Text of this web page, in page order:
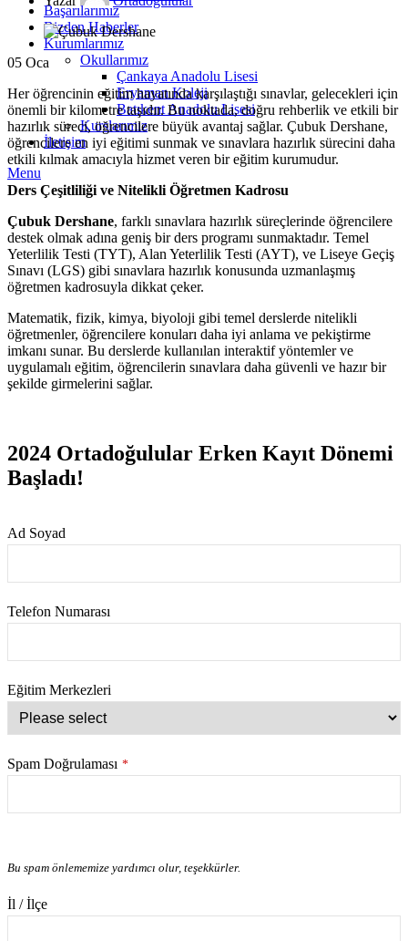
Başarılarımız
Bizden Haberler
Kurumlarımız
Okullarımız
Çankaya Anadolu Lisesi
Eryaman Koleji
Batıkent Anadolu Lisesi
Kurslarımız
İletişim
Menu
05 Oca
Her öğrencinin eğitim hayatında karşılaştığı sınavlar, gelecekleri için
önemli bir kilometre taşıdır. Bu noktada, doğru rehberlik ve etkili bir
hazırlık süreci, öğrencilere büyük avantaj sağlar. Çubuk Dershane,
öğrencilere en iyi eğitimi sunmak ve sınavlara hazırlık sürecini daha
etkili kılmak amacıyla hizmet veren bir eğitim kurumudur.
Ders Çeşitliliği ve Nitelikli Öğretmen Kadrosu
Çubuk Dershane, farklı sınavlara hazırlık süreçlerinde öğrencilere
destek olmak adına geniş bir ders programı sunmaktadır. Temel
Yeterlilik Testi (TYT), Alan Yeterlilik Testi (AYT), ve Liseye Geçiş
Sınavı (LGS) gibi sınavlara hazırlık konusunda uzmanlaşmış
öğretmen kadrosuyla dikkat çeker.
Matematik, fizik, kimya, biyoloji gibi temel derslerde nitelikli
öğretmenler, öğrencilere konuları daha iyi anlama ve pekiştirme
imkanı sunar. Bu derslerde kullanılan interaktif yöntemler ve
uygulamalı eğitim, öğrencilerin sınavlara daha güvenli ve hazır bir
şekilde girmelerini sağlar.
2024 Ortadoğulular Erken Kayıt Dönemi
Başladı!
Ad Soyad
Telefon Numarası
Eğitim Merkezleri
Spam Doğrulaması *
Bu spam önlememize yardımcı olur, teşekkürler.
İl / İlçe